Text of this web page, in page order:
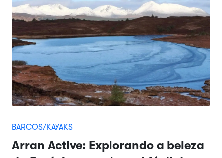
BARCOS/KAYAKS
Arran Active: Explorando a beleza